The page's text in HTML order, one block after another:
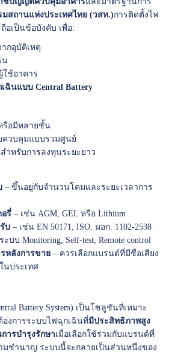
มสถานแห่งประเทศไทย (วสท.)การติดตั้งไฟ
อเป็นข้อบังคับ เพื่อ:
กอุบัติเหตุ
น
ใช้อาคาร
ฉินแบบ Central Battery
รือมีหลายชั้น
ควบคุมแบบรวมศูนย์
ำหรับการลงทุนระยะยาว
– ขึ้นอยู่กับจำนวนโคมและระยะเวลาการ
รี่– เช่น AGM, GEL หรือ Lithium
บ– เช่น EN 50171, ISO, มอก. 1102-2538
ะบบ Monitoring, Self-test, Remote control
หลังการขาย– ควรเลือกแบรนด์ที่มีชื่อเสียง
นประเทศ
Battery System) เป็นโซลูชันที่เหมาะ
งการระบบไฟฉุกเฉินที่มีประสิทธิภาพสูง
ารบำรุงรักษาเมื่อเลือกใช้ร่วมกับแบรนด์ที่
มชำนาญ ระบบนี้จะกลายเป็นส่วนหนึ่งของ